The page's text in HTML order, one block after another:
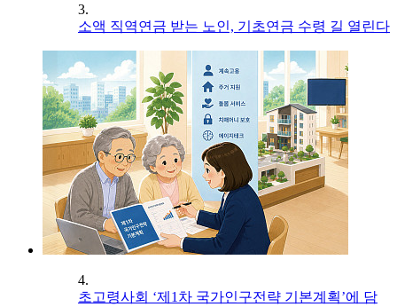
3.
소액 직역연금 받는 노인, 기초연금 수령 길 열린다
4.
초고령사회 ‘제1차 국가인구전략 기본계획’에 담